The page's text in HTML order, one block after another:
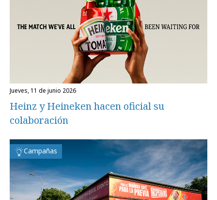
jueves, 11 de junio 2026
Heinz y Heineken hacen oficial su
colaboración
Campañas